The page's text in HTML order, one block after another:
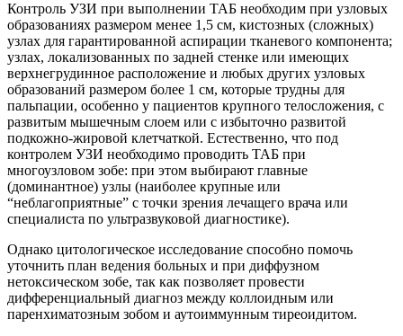
Контроль УЗИ при выполнении ТАБ необходим при узловых
образованиях размером менее 1,5 см, кистозных (сложных)
узлах для гарантированной аспирации тканевого компонента;
узлах, локализованных по задней стенке или имеющих
верхнегрудинное расположение и любых других узловых
образований размером более 1 см, которые трудны для
пальпации, особенно у пациентов крупного телосложения, с
развитым мышечным слоем или с избыточно развитой
подкожно-жировой клетчаткой. Естественно, что под
контролем УЗИ необходимо проводить ТАБ при
многоузловом зобе: при этом выбирают главные
(доминантное) узлы (наиболее крупные или
“неблагоприятные” с точки зрения лечащего врача или
специалиста по ультразвуковой диагностике).
Однако цитологическое исследование способно помочь
уточнить план ведения больных и при диффузном
нетоксическом зобе, так как позволяет провести
дифференциальный диагноз между коллоидным или
паренхиматозным зобом и аутоиммунным тиреоидитом.